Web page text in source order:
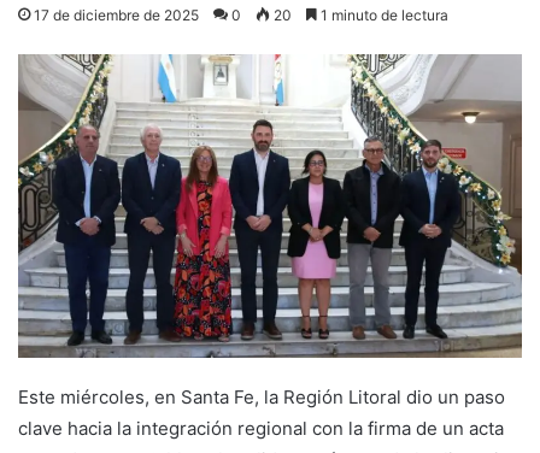
17 de diciembre de 2025 0 20 1 minuto de lectura
Este miércoles, en Santa Fe, la Región Litoral dio un paso
clave hacia la integración regional con la firma de un acta